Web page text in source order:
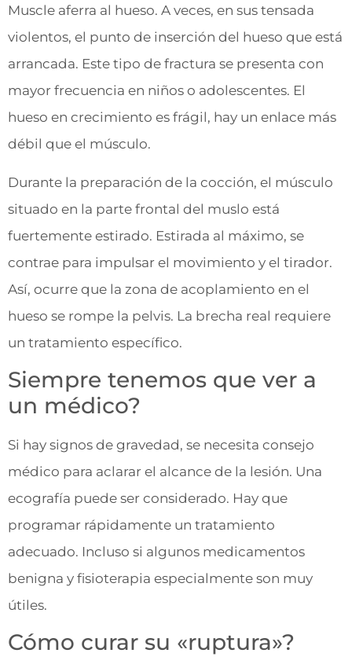
Muscle aferra al hueso. A veces, en sus tensada
violentos, el punto de inserción del hueso que está
arrancada. Este tipo de fractura se presenta con
mayor frecuencia en niños o adolescentes. El
hueso en crecimiento es frágil, hay un enlace más
débil que el músculo.
Durante la preparación de la cocción, el músculo
situado en la parte frontal del muslo está
fuertemente estirado. Estirada al máximo, se
contrae para impulsar el movimiento y el tirador.
Así, ocurre que la zona de acoplamiento en el
hueso se rompe la pelvis. La brecha real requiere
un tratamiento específico.
Siempre tenemos que ver a
un médico?
Si hay signos de gravedad, se necesita consejo
médico para aclarar el alcance de la lesión. Una
ecografía puede ser considerado. Hay que
programar rápidamente un tratamiento
adecuado. Incluso si algunos medicamentos
benigna y fisioterapia especialmente son muy
útiles.
Cómo curar su «ruptura»?